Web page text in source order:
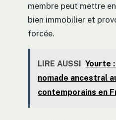
membre peut mettre
bien immobilier et
forcée.
LIRE AUSSI
Yourte
nomade ancestral
contemporains en